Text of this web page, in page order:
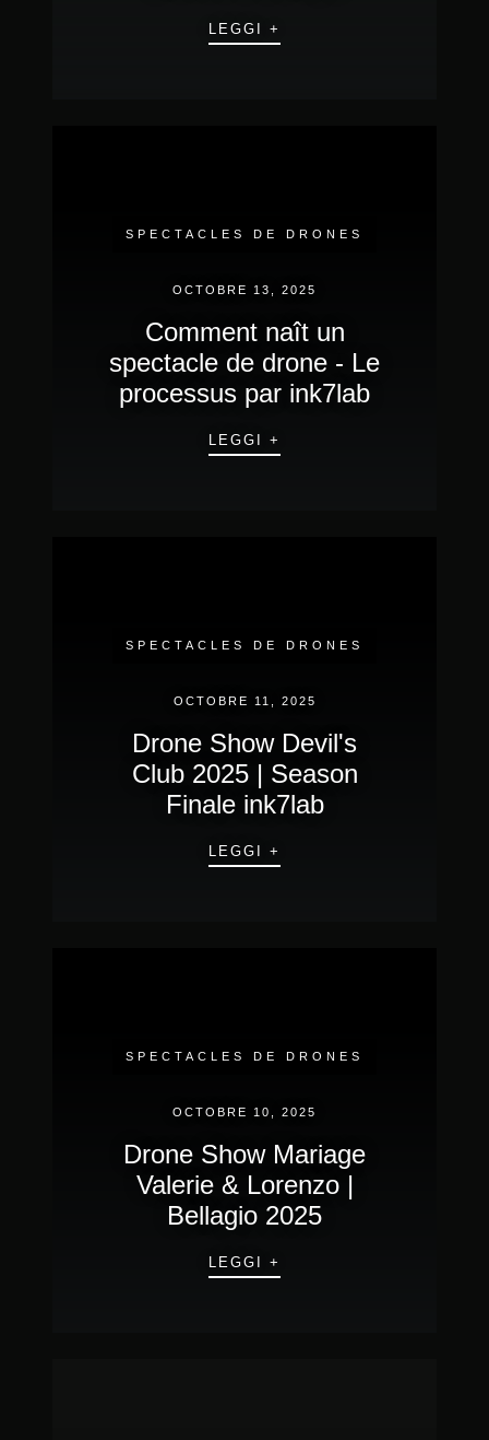
LEGGI +
SPECTACLES DE DRONES
OCTOBRE 13, 2025
Comment naît un
spectacle de drone - Le
processus par ink7lab
LEGGI +
SPECTACLES DE DRONES
OCTOBRE 11, 2025
Drone Show Devil's
Club 2025 | Season
Finale ink7lab
LEGGI +
SPECTACLES DE DRONES
OCTOBRE 10, 2025
Drone Show Mariage
Valerie & Lorenzo |
Bellagio 2025
LEGGI +